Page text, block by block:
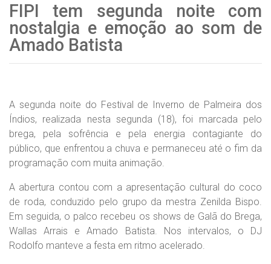
FIPI tem segunda noite com
nostalgia e emoção ao som de
Amado Batista
A segunda noite do Festival de Inverno de Palmeira dos
Índios, realizada nesta segunda (18), foi marcada pelo
brega, pela sofrência e pela energia contagiante do
público, que enfrentou a chuva e permaneceu até o fim da
programação com muita animação.
A abertura contou com a apresentação cultural do coco
de roda, conduzido pelo grupo da mestra Zenilda Bispo.
Em seguida, o palco recebeu os shows de Galã do Brega,
Wallas Arrais e Amado Batista. Nos intervalos, o DJ
Rodolfo manteve a festa em ritmo acelerado.